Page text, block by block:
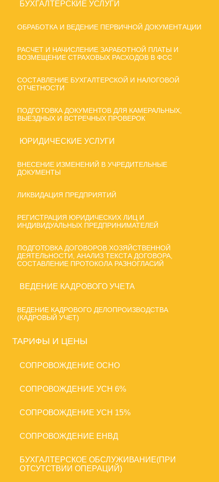
БУХГАЛТЕРСКИЕ УСЛУГИ
ОБРАБОТКА И ВЕДЕНИЕ ПЕРВИЧНОЙ ДОКУМЕНТАЦИИ
РАСЧЕТ И НАЧИСЛЕНИЕ ЗАРАБОТНОЙ ПЛАТЫ И
ВОЗМЕЩЕНИЕ СТРАХОВЫХ РАСХОДОВ В ФСС
СОСТАВЛЕНИЕ БУХГАЛТЕРСКОЙ И НАЛОГОВОЙ
ОТЧЕТНОСТИ
ПОДГОТОВКА ДОКУМЕНТОВ ДЛЯ КАМЕРАЛЬНЫХ,
ВЫЕЗДНЫХ И ВСТРЕЧНЫХ ПРОВЕРОК
ЮРИДИЧЕСКИЕ УСЛУГИ
ВНЕСЕНИЕ ИЗМЕНЕНИЙ В УЧРЕДИТЕЛЬНЫЕ
ДОКУМЕНТЫ
ЛИКВИДАЦИЯ ПРЕДПРИЯТИЙ
РЕГИСТРАЦИЯ ЮРИДИЧЕСКИХ ЛИЦ И
ИНДИВИДУАЛЬНЫХ ПРЕДПРИНИМАТЕЛЕЙ
ПОДГОТОВКА ДОГОВОРОВ ХОЗЯЙСТВЕННОЙ
ДЕЯТЕЛЬНОСТИ, АНАЛИЗ ТЕКСТА ДОГОВОРА,
СОСТАВЛЕНИЕ ПРОТОКОЛА РАЗНОГЛАСИЙ
ВЕДЕНИЕ КАДРОВОГО УЧЕТА
ВЕДЕНИЕ КАДРОВОГО ДЕЛОПРОИЗВОДСТВА
(КАДРОВЫЙ УЧЕТ)
ТАРИФЫ И ЦЕНЫ
CОПРОВОЖДЕНИЕ ОСНО
CОПРОВОЖДЕНИЕ УСН 6%
CОПРОВОЖДЕНИЕ УСН 15%
CОПРОВОЖДЕНИЕ ЕНВД
БУХГАЛТЕРСКОЕ ОБСЛУЖИВАНИЕ(ПРИ
ОТСУТСТВИИ ОПЕРАЦИЙ)